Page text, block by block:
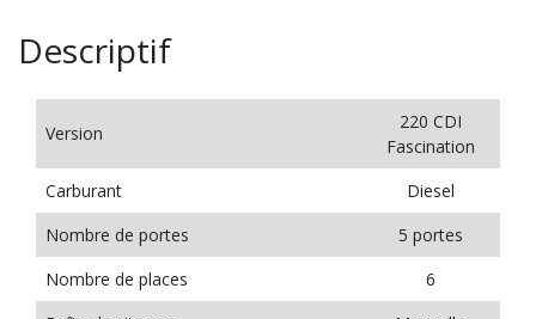
Descriptif
Version
220 CDI
Fascination
Carburant
Diesel
Nombre de portes
5 portes
Nombre de places
6